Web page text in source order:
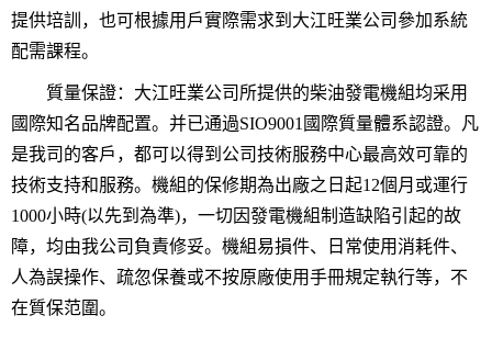
提供培訓，也可根據用戶實際需求到大江旺業公司參加系統
配需課程。
質量保證：大江旺業公司所提供的柴油發電機組均采用
國際知名品牌配置。并已通過SIO9001國際質量體系認證。凡
是我司的客戶，都可以得到公司技術服務中心最高效可靠的
技術支持和服務。機組的保修期為出廠之日起12個月或運行
1000小時(以先到為準)，一切因發電機組制造缺陷引起的故
障，均由我公司負責修妥。機組易損件、日常使用消耗件、
人為誤操作、疏忽保養或不按原廠使用手冊規定執行等，不
在質保范圍。